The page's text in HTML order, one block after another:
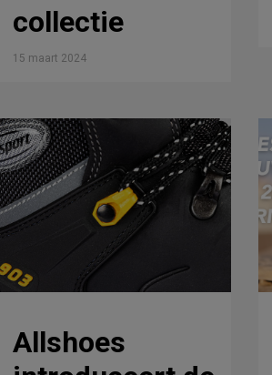
collectie
15 maart 2024
Allshoes